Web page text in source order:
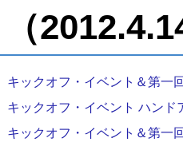
（
キックオフ・イベント＆第一
キックオフ・イベント ハンド
キックオフ・イベント＆第一